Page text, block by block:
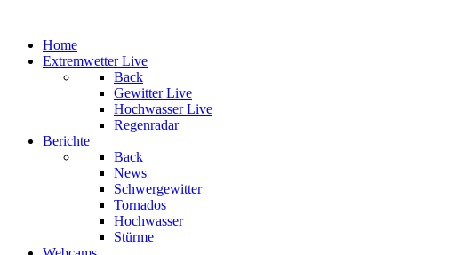
Home
Extremwetter Live
Back
Gewitter Live
Hochwasser Live
Regenradar
Berichte
Back
News
Schwergewitter
Tornados
Hochwasser
Stürme